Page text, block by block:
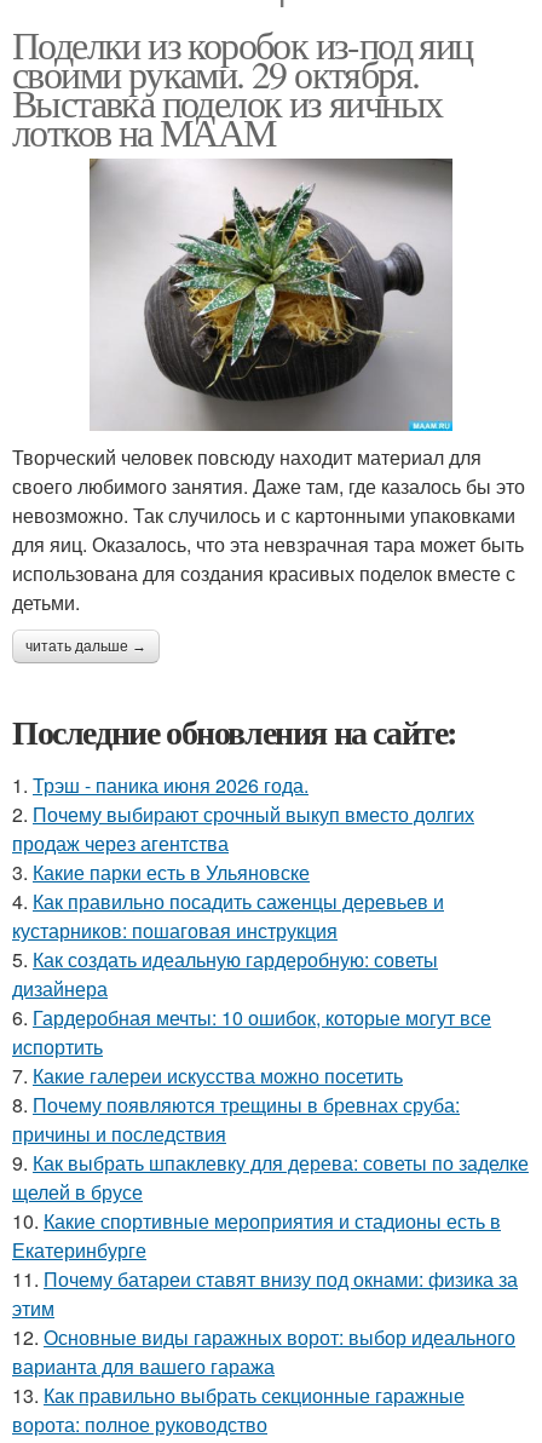
Поделки из коробок из-под яиц
своими руками. 29 октября.
Выставка поделок из яичных
лотков на МААМ
Творческий человек повсюду находит материал для
своего любимого занятия. Даже там, где казалось бы это
невозможно. Так случилось и с картонными упаковками
для яиц. Оказалось, что эта невзрачная тара может быть
использована для создания красивых поделок вместе с
детьми.
читать дальше →
Последние обновления на сайте:
1. Трэш - паника июня 2026 года.
2. Почему выбирают срочный выкуп вместо долгих
продаж через агентства
3. Какие парки есть в Ульяновске
4. Как правильно посадить саженцы деревьев и
кустарников: пошаговая инструкция
5. Как создать идеальную гардеробную: советы
дизайнера
6. Гардеробная мечты: 10 ошибок, которые могут все
испортить
7. Какие галереи искусства можно посетить
8. Почему появляются трещины в бревнах сруба:
причины и последствия
9. Как выбрать шпаклевку для дерева: советы по заделке
щелей в брусе
10. Какие спортивные мероприятия и стадионы есть в
Екатеринбурге
11. Почему батареи ставят внизу под окнами: физика за
этим
12. Основные виды гаражных ворот: выбор идеального
варианта для вашего гаража
13. Как правильно выбрать секционные гаражные
ворота: полное руководство